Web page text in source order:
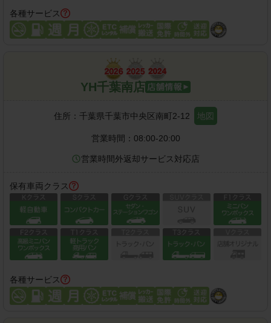
各種サービス
YH千葉南店
住所： 千葉県千葉市中央区南町2-12 地図
営業時間： 08:00-20:00
営業時間外返却サービス対応店
保有車両クラス
各種サービス